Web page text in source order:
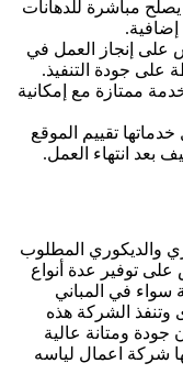
مباشرة للدهانات
على إنجاز العمل في
على جودة التنفيذ.
ممتازة مع إمكانية
تقييم الموقع
بعد انتهاء العمل.
والديكوري المطلوب
توفير عدة أنواع
سواء في المباني
وتنفذ الشركة هذه
جودة ومتانة عالية
شركة اعمال لياسه